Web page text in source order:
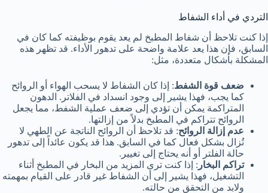
التردي في أداء الشفاط
إذا كنت تلاحظ أن شفاط المطبخ لم يعد يقوم بوظيفته كما كان في
السابق، فإن هذا يعد علامة واضحة على تدهور الأداء. قد تظهر هذه
المشكلة بأشكال متعددة، مثل:
ضعف قوة الشفط: إذا كان الشفاط لا يسحب الهواء أو الروائح
كما يجب، فهذا يشير إلى وجود انسداد في الفلاتر. الدهون
المتراكمة يمكن أن تؤدي إلى ضعف عملية الشفط، مما يجعل
الروائح تتراكم في المطبخ بدلاً من إزالتها.
عدم إزالة الروائح: قد تلاحظ أن الروائح الناتجة عن الطهي لا
تُزال بشكل فعال كما في السابق. هذا قد يكون عائداً إلى تدهور
حالة الفلتر أو أنه يحتاج إلى تغيير.
تراكم البخار : إذا كنت ترى المزيد من البخار في المطبخ أثناء
التشغيل، فهذا يشير إلى أن الشفاط غير قادر على القيام بمهمته
ولابد من التحقق من حالته.